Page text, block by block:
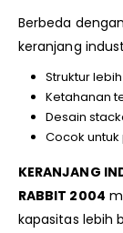
Berbeda
keranjang
Struktur
Ketahanan
Desain
Cocok
KERANJANG
RABBIT 2004
kapasitas lebih